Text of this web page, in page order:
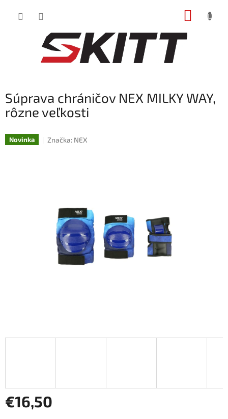
Súprava chráničov NEX MILKY WAY,
rôzne veľkosti
Novinka Značka: NEX
€16,50